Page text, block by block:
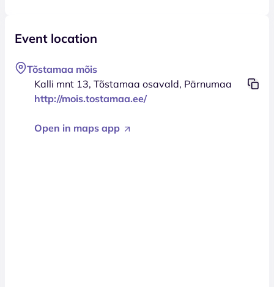
Event location
Tõstamaa mõis
Kalli mnt 13, Tõstamaa osavald, Pärnumaa
http://mois.tostamaa.ee/
Open in maps app